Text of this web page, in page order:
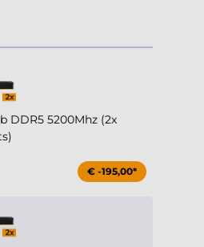
DDR5 5200Mhz (2x
€ -195,00*